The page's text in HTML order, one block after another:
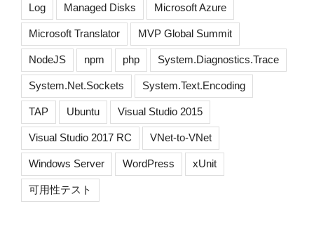
Log Managed Disks Microsoft Azure
Microsoft Translator MVP Global Summit
NodeJS npm php System.Diagnostics.Trace
System.Net.Sockets System.Text.Encoding
TAP Ubuntu Visual Studio 2015
Visual Studio 2017 RC VNet-to-VNet
Windows Server WordPress xUnit
可用性テスト